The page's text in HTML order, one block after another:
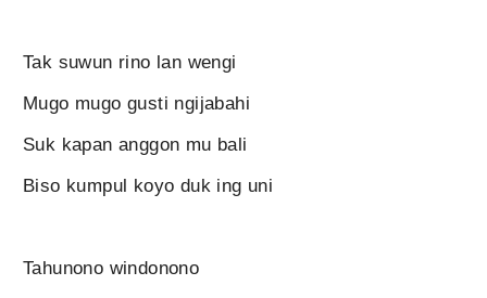
Tak suwun rino lan wengi
Mugo mugo gusti ngijabahi
Suk kapan anggon mu bali
Biso kumpul koyo duk ing uni
Tahunono windonono